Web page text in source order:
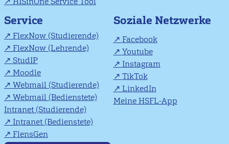
Service
FlexNow (Studierende)
FlexNow (Lehrende)
StudIP
Moodle
Webmail (Studierende)
Webmail (Bedienstete)
Intranet (Studierende)
Intranet (Bedienstete)
FlensGen
Soziale Netzwerke
Facebook
Youtube
Instagram
TikTok
LinkedIn
Meine HSFL-App